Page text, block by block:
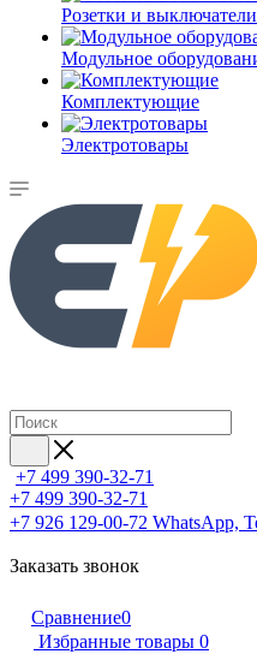
Розетки и выключатели
Модульное
Комплектующие
Электротовары
+7 499 390-32-71
+7 499 390-32-71
+7 926 129-00-72 WhatsApp,
Заказать звонок
Сравнение0
Избранные товары 0